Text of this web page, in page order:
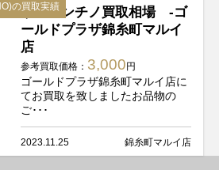
の買取実績
ヴァレンチノ買取相場 -ゴ
ールドプラザ錦糸町マルイ
店
参考買取価格： 3,000 円
ゴールドプラザ錦糸町マルイ店に
てお買取を致しましたお品物の
ご･･･
2023.11.25 錦糸町マルイ店